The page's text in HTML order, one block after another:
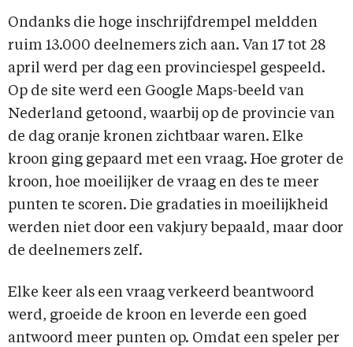
Ondanks die hoge inschrijfdrempel meldden
ruim 13.000 deelnemers zich aan. Van 17 tot 28
april werd per dag een provinciespel gespeeld.
Op de site werd een Google Maps-beeld van
Nederland getoond, waarbij op de provincie van
de dag oranje kronen zichtbaar waren. Elke
kroon ging gepaard met een vraag. Hoe groter de
kroon, hoe moeilijker de vraag en des te meer
punten te scoren. Die gradaties in moeilijkheid
werden niet door een vakjury bepaald, maar door
de deelnemers zelf.
Elke keer als een vraag verkeerd beantwoord
werd, groeide de kroon en leverde een goed
antwoord meer punten op. Omdat een speler per